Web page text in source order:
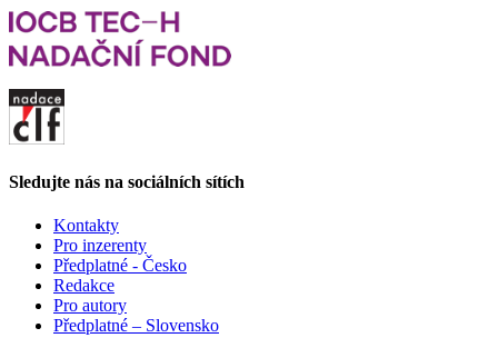
Sledujte nás na sociálních sítích
Kontakty
Pro inzerenty
Předplatné - Česko
Redakce
Pro autory
Předplatné – Slovensko